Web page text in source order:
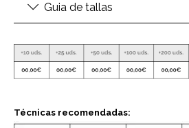
Guia de tallas
Técnicas recomendadas: